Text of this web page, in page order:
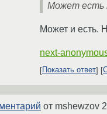
Может есть
Может и есть.
next-
Показать ответ
от mshewzov